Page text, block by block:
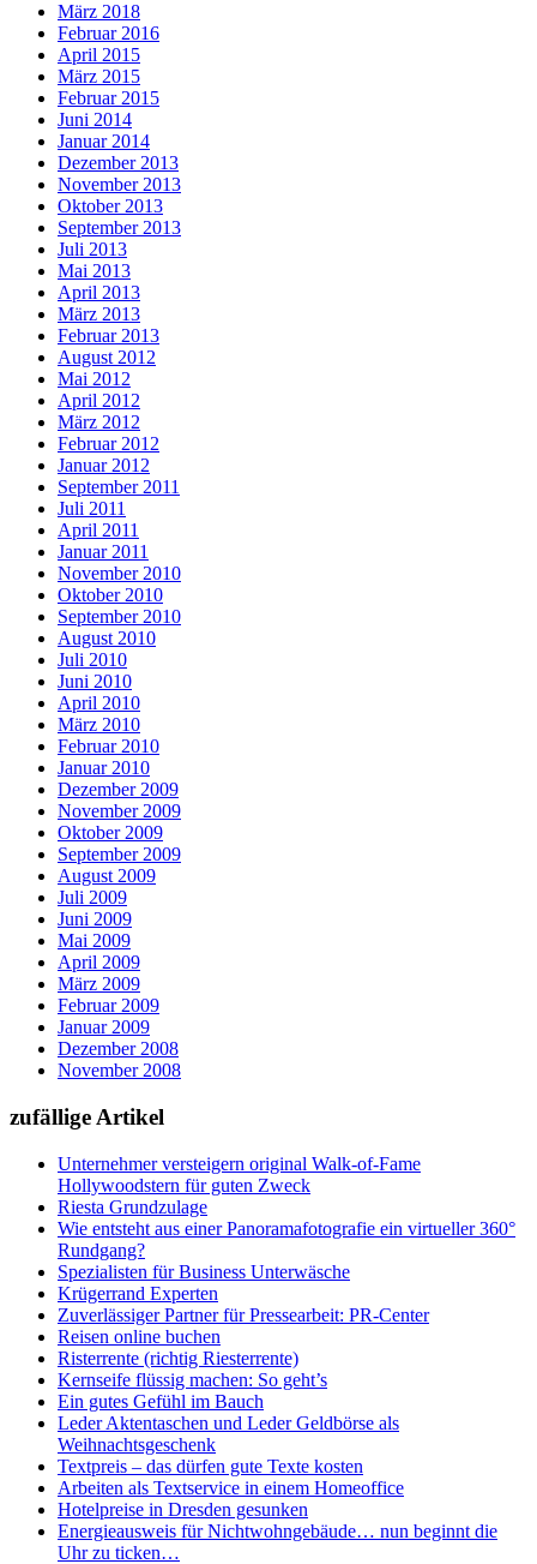
März 2018
Februar 2016
April 2015
März 2015
Februar 2015
Juni 2014
Januar 2014
Dezember 2013
November 2013
Oktober 2013
September 2013
Juli 2013
Mai 2013
April 2013
März 2013
Februar 2013
August 2012
Mai 2012
April 2012
März 2012
Februar 2012
Januar 2012
September 2011
Juli 2011
April 2011
Januar 2011
November 2010
Oktober 2010
September 2010
August 2010
Juli 2010
Juni 2010
April 2010
März 2010
Februar 2010
Januar 2010
Dezember 2009
November 2009
Oktober 2009
September 2009
August 2009
Juli 2009
Juni 2009
Mai 2009
April 2009
März 2009
Februar 2009
Januar 2009
Dezember 2008
November 2008
zufällige Artikel
Unternehmer versteigern original Walk-of-Fame
Hollywoodstern für guten Zweck
Riesta Grundzulage
Wie entsteht aus einer Panoramafotografie ein virtueller 360°
Rundgang?
Spezialisten für Business Unterwäsche
Krügerrand Experten
Zuverlässiger Partner für Pressearbeit: PR-Center
Reisen online buchen
Risterrente (richtig Riesterrente)
Kernseife flüssig machen: So geht’s
Ein gutes Gefühl im Bauch
Leder Aktentaschen und Leder Geldbörse als
Weihnachtsgeschenk
Textpreis – das dürfen gute Texte kosten
Arbeiten als Textservice in einem Homeoffice
Hotelpreise in Dresden gesunken
Energieausweis für Nichtwohngebäude… nun beginnt die
Uhr zu ticken…